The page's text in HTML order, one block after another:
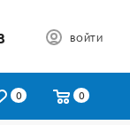
ВОЙТИ
0 0